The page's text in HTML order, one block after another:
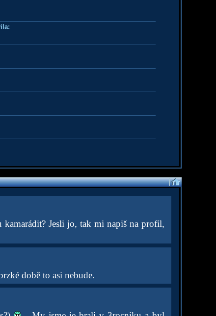
kamarádit? Jesli jo, tak mi napiš na profil,
době to asi nebude.